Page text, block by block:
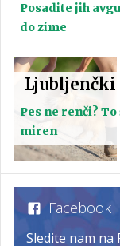
Posadite jih
do zime
Ljubljenčki
Pes ne renči?
miren
Facebook
Sledite nam na